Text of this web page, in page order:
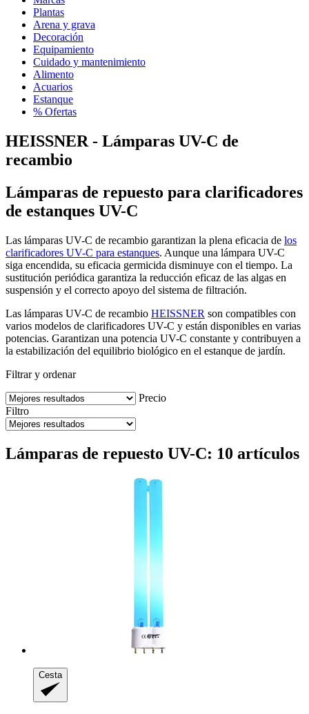
Plantas
Arena y grava
Decoración
Equipamiento
Cuidado y mantenimiento
Alimento
Acuarios
Estanque
% Ofertas
HEISSNER - Lámparas UV-C de
recambio
Lámparas de repuesto para clarificadores
de estanques UV-C
Las lámparas UV-C de recambio garantizan la plena eficacia de los
clarificadores UV-C para estanques. Aunque una lámpara UV-C
siga encendida, su eficacia germicida disminuye con el tiempo. La
sustitución periódica garantiza la reducción eficaz de las algas en
suspensión y el correcto apoyo del sistema de filtración.
Las lámparas UV-C de recambio HEISSNER son compatibles con
varios modelos de clarificadores UV-C y están disponibles en varias
potencias. Garantizan una potencia UV-C constante y contribuyen a
la estabilización del equilibrio biológico en el estanque de jardín.
Filtrar y ordenar
Precio
Filtro
Lámparas de repuesto UV-C: 10 artículos
Cesta